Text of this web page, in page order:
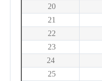
20
21
22
23
24
25